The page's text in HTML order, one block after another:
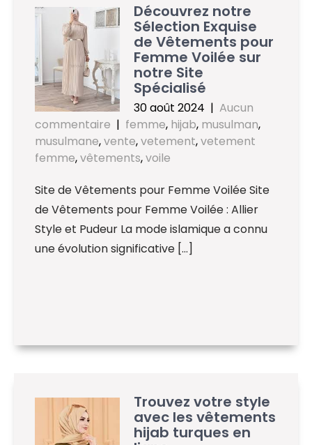
Découvrez notre
Sélection Exquise
de Vêtements pour
Femme Voilée sur
notre Site
Spécialisé
30 août 2024 | Aucun
commentaire | femme, hijab, musulman,
musulmane,vente,vetement,vetement
femme,vêtements,voile
Site de Vêtements pour Femme Voilée Site
de Vêtements pour Femme Voilée : Allier
Style et Pudeur La mode islamique a connu
une évolution significative […]
Trouvez votre style
avec les vêtements
hijab turques en